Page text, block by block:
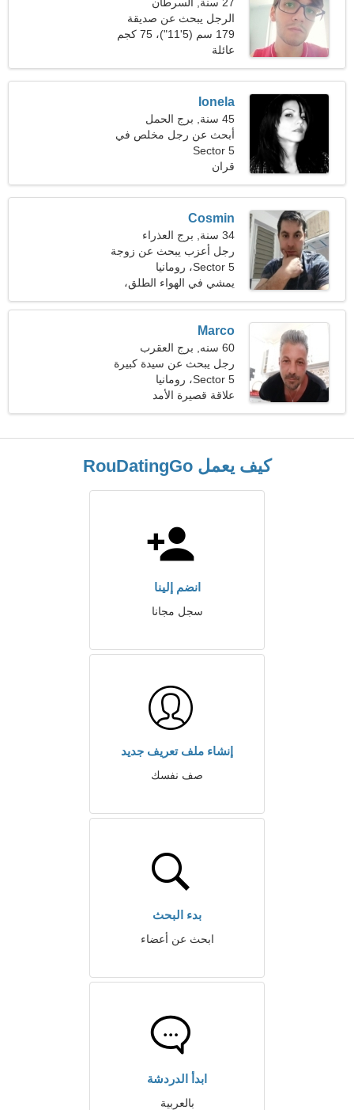
الرجل يبحث عن صديقة
179 سم (5'11")، 75 كجم
(165 رطلا)
عائلة
Ionela
45 سنة, برج الحمل
أبحث عن رجل مخلص في
التنزه معا
Sector 5
قران
Cosmin
34 سنة, برج العذراء
رجل أعزب يبحث عن زوجة
27-29
Sector 5، رومانيا
يمشي في الهواء الطلق،
العزف على الجيتار
Marco
60 سنه, برج العقرب
رجل يبحث عن سيدة كبيرة
48-56
Sector 5، رومانيا
علاقة قصيرة الأمد
كيف يعمل RouDatingGo
انضم إلينا
سجل مجانا
إنشاء ملف تعريف جديد
صف نفسك
بدء البحث
ابحث عن أعضاء
ابدأ الدردشة
بالعربية